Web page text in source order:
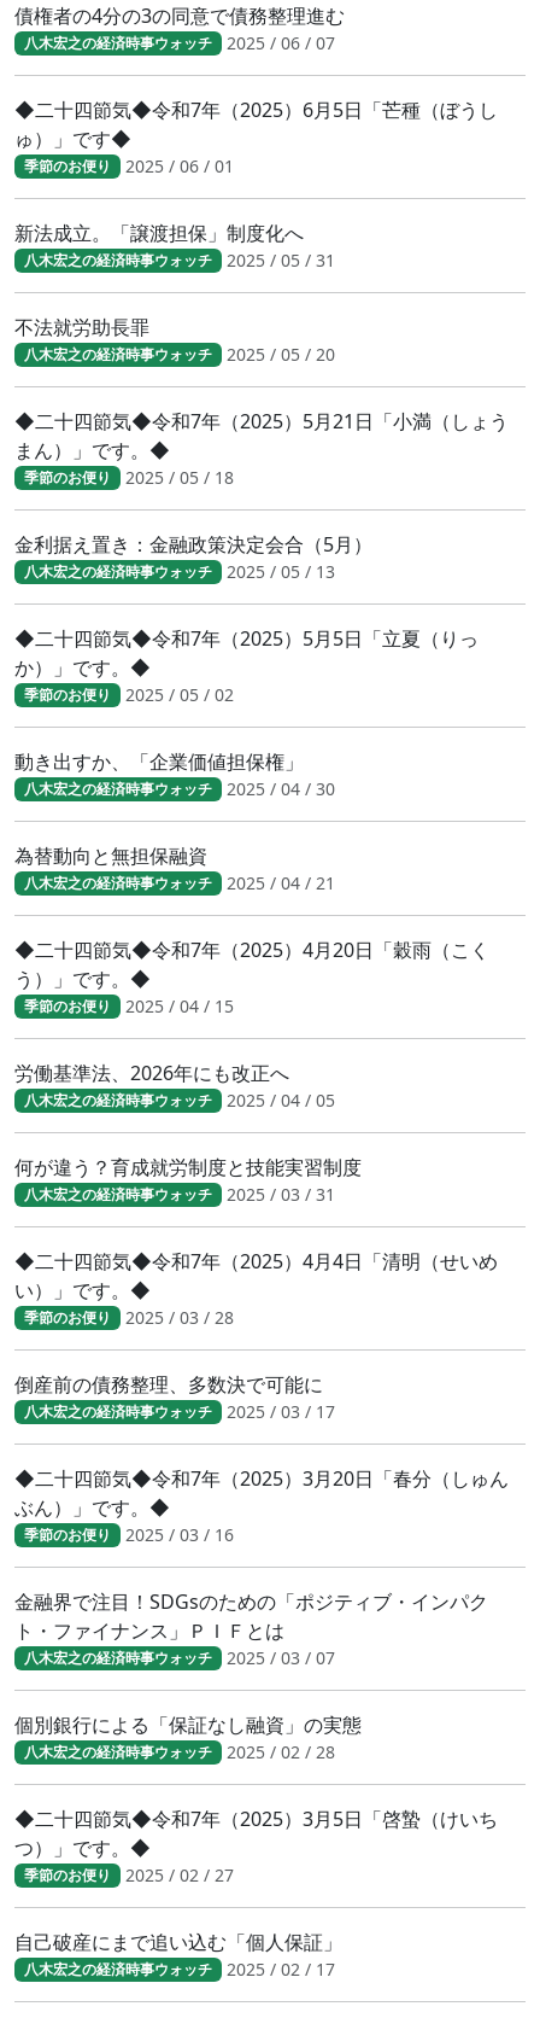
債権者の4分の3の同意で債務整理進む
八木宏之の経済時事ウォッチ 2025 / 06 / 07
◆二十四節気◆令和7年（2025）6月5日「芒種（ぼうし
ゅ）」です◆
季節のお便り 2025 / 06 / 01
新法成立。「譲渡担保」制度化へ
八木宏之の経済時事ウォッチ 2025 / 05 / 31
不法就労助長罪
八木宏之の経済時事ウォッチ 2025 / 05 / 20
◆二十四節気◆令和7年（2025）5月21日「小満（しょう
まん）」です。◆
季節のお便り 2025 / 05 / 18
金利据え置き：金融政策決定会合（5月）
八木宏之の経済時事ウォッチ 2025 / 05 / 13
◆二十四節気◆令和7年（2025）5月5日「立夏（りっ
か）」です。◆
季節のお便り 2025 / 05 / 02
動き出すか、「企業価値担保権」
八木宏之の経済時事ウォッチ 2025 / 04 / 30
為替動向と無担保融資
八木宏之の経済時事ウォッチ 2025 / 04 / 21
◆二十四節気◆令和7年（2025）4月20日「穀雨（こく
う）」です。◆
季節のお便り 2025 / 04 / 15
労働基準法、2026年にも改正へ
八木宏之の経済時事ウォッチ 2025 / 04 / 05
何が違う？育成就労制度と技能実習制度
八木宏之の経済時事ウォッチ 2025 / 03 / 31
◆二十四節気◆令和7年（2025）4月4日「清明（せいめ
い）」です。◆
季節のお便り 2025 / 03 / 28
倒産前の債務整理、多数決で可能に
八木宏之の経済時事ウォッチ 2025 / 03 / 17
◆二十四節気◆令和7年（2025）3月20日「春分（しゅん
ぶん）」です。◆
季節のお便り 2025 / 03 / 16
金融界で注目！SDGsのための「ポジティブ・インパク
ト・ファイナンス」ＰＩＦとは
八木宏之の経済時事ウォッチ 2025 / 03 / 07
個別銀行による「保証なし融資」の実態
八木宏之の経済時事ウォッチ 2025 / 02 / 28
◆二十四節気◆令和7年（2025）3月5日「啓蟄（けいち
つ）」です。◆
季節のお便り 2025 / 02 / 27
自己破産にまで追い込む「個人保証」
八木宏之の経済時事ウォッチ 2025 / 02 / 17